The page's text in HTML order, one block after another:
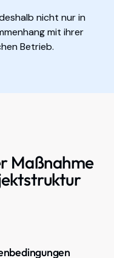
nicht nur in
mit ihrer
Betrieb.
Maßnahme